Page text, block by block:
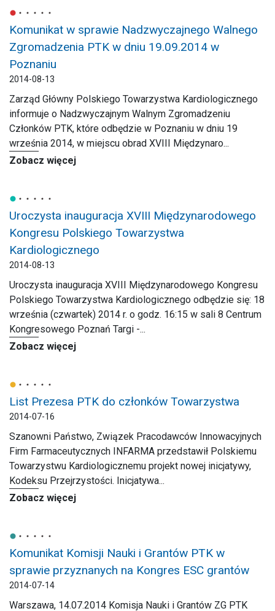
Komunikat w sprawie Nadzwyczajnego Walnego
Zgromadzenia PTK w dniu 19.09.2014 w
Poznaniu
2014-08-13
Zarząd Główny Polskiego Towarzystwa Kardiologicznego
informuje o Nadzwyczajnym Walnym Zgromadzeniu
Członków PTK, które odbędzie w Poznaniu w dniu 19
września 2014, w miejscu obrad XVIII Międzynaro...
Zobacz więcej
Uroczysta inauguracja XVIII Międzynarodowego
Kongresu Polskiego Towarzystwa
Kardiologicznego
2014-08-13
Uroczysta inauguracja XVIII Międzynarodowego Kongresu
Polskiego Towarzystwa Kardiologicznego odbędzie się: 18
września (czwartek) 2014 r. o godz. 16:15 w sali 8 Centrum
Kongresowego Poznań Targi -...
Zobacz więcej
List Prezesa PTK do członków Towarzystwa
2014-07-16
Szanowni Państwo, Związek Pracodawców Innowacyjnych
Firm Farmaceutycznych INFARMA przedstawił Polskiemu
Towarzystwu Kardiologicznemu projekt nowej inicjatywy,
Kodeksu Przejrzystości. Inicjatywa...
Zobacz więcej
Komunikat Komisji Nauki i Grantów PTK w
sprawie przyznanych na Kongres ESC grantów
2014-07-14
Warszawa, 14.07.2014 Komisja Nauki i Grantów ZG PTK